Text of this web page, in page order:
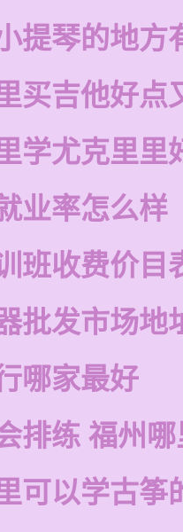
提琴的地方
买吉他好点
学尤克里里
业率怎么样
班收费价目
批发市场地
哪家最好
排练 福州
可以学古筝